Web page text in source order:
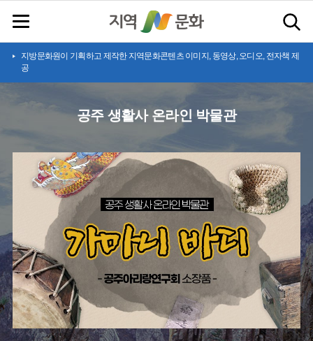
지방문화원이 기획하고 제작한 지역문화콘텐츠 이미지, 동영상, 오디오, 전자책 제
공
공주 생활사 온라인 박물관